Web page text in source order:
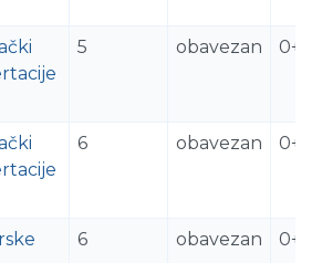
5 obavezan 0+17
6 obavezan 0+17
6 obavezan 0+3